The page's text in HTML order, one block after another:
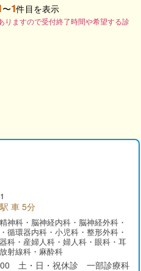
〜1件目を表示
りますので受付終了時間や希望する診
車 5分
神科・脳神経内科・脳神経外科・
循環器内科・小児科・整形外科・
科・産婦人科・婦人科・眼科・耳
射線科・麻酔科
土・日・祝休診 一部診療科